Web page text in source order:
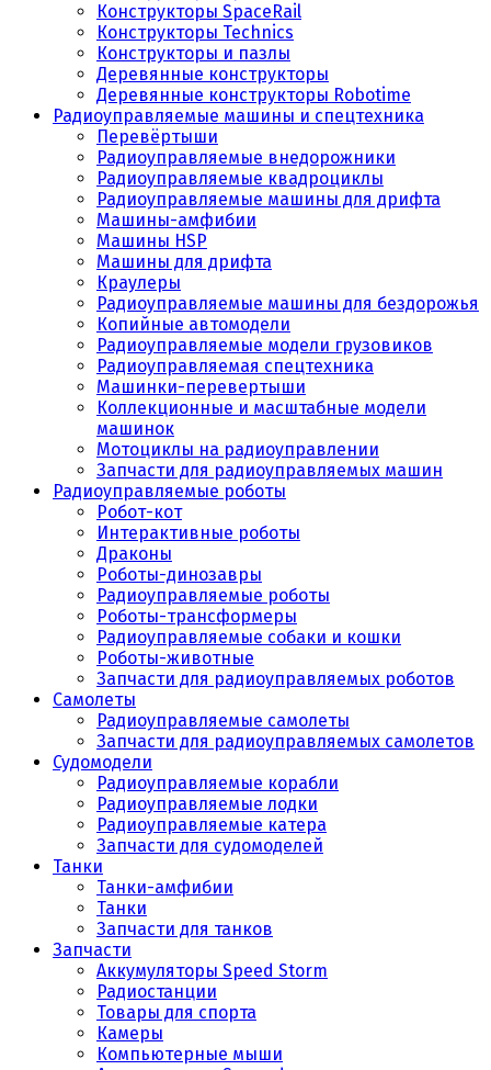
Конструкторы SpaceRail
Конструкторы Technics
Конструкторы и пазлы
Деревянные конструкторы
Деревянные конструкторы Robotime
Радиоуправляемые машины и спецтехника
Перевёртыши
Радиоуправляемые внедорожники
Радиоуправляемые квадроциклы
Радиоуправляемые машины для дрифта
Машины-амфибии
Машины HSP
Машины для дрифта
Краулеры
Радиоуправляемые машины для бездорожья
Копийные автомодели
Радиоуправляемые модели грузовиков
Радиоуправляемая спецтехника
Машинки-перевертыши
Коллекционные и масштабные модели
машинок
Мотоциклы на радиоуправлении
Запчасти для радиоуправляемых машин
Радиоуправляемые роботы
Робот-кот
Интерактивные роботы
Драконы
Роботы-динозавры
Радиоуправляемые роботы
Роботы-трансформеры
Радиоуправляемые собаки и кошки
Роботы-животные
Запчасти для радиоуправляемых роботов
Самолеты
Радиоуправляемые самолеты
Запчасти для радиоуправляемых самолетов
Судомодели
Радиоуправляемые корабли
Радиоуправляемые лодки
Радиоуправляемые катера
Запчасти для судомоделей
Танки
Танки-амфибии
Танки
Запчасти для танков
Запчасти
Аккумуляторы Speed Storm
Радиостанции
Товары для спорта
Камеры
Компьютерные мыши